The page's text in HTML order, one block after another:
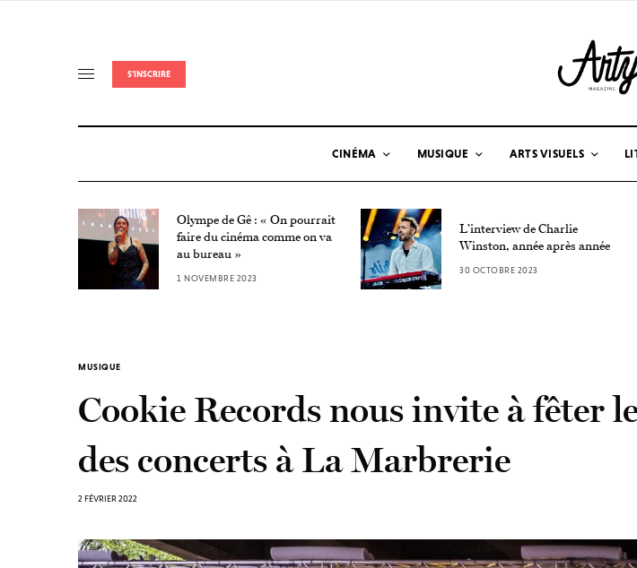
S'INSCRIRE
CINÉMA MUSIQUE ARTS VISUELS
Olympe de Gê : « On pourrait
faire du cinéma comme on va
au bureau »
1 NOVEMBRE 2023
L’interview de Charlie
Winston, année après année
30 OCTOBRE 2023
MUSIQUE
Cookie Records nous invite à fêter
des concerts à La Marbrerie
2 FÉVRIER 2022